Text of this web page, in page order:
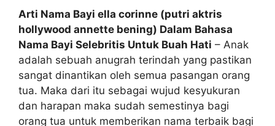
Arti Nama Bayi ella corinne (putri aktris
hollywood annette bening) Dalam Bahasa
Nama Bayi Selebritis Untuk Buah Hati – Anak
adalah sebuah anugrah terindah yang pastikan
sangat dinantikan oleh semua pasangan orang
tua. Maka dari itu sebagai wujud kesyukuran
dan harapan maka sudah semestinya bagi
orang tua untuk memberikan nama terbaik bagi